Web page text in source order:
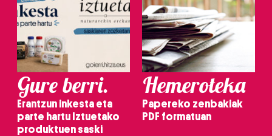
Gure berri.
Erantzun inkesta eta
parte hartu Iztuetako
produktuen saski
Hemeroteka
Papereko zenbakiak
PDF formatuan